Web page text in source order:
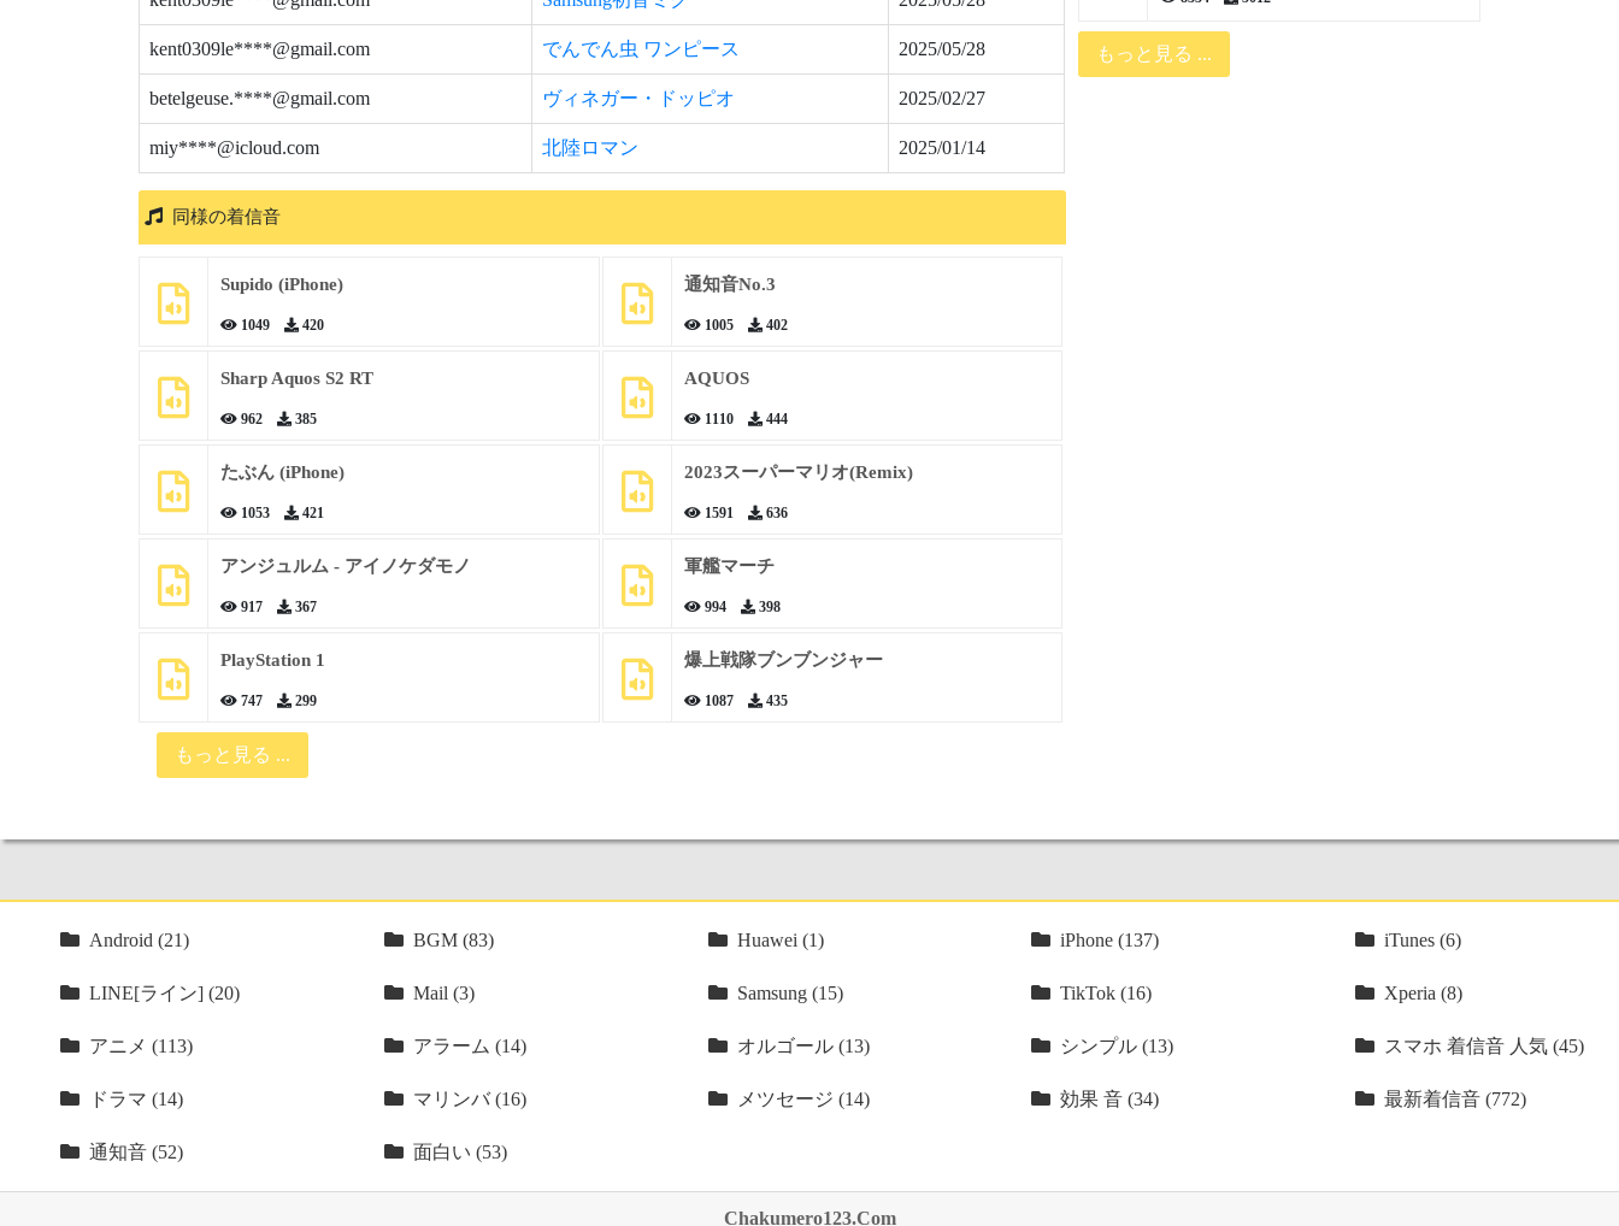
kent0309le****@gmail.com でんでん虫 ワンピース 2025/05/28
betelgeuse.****@gmail.com ヴィネガー・ドッピオ 2025/02/27
miy****@icloud.com 北陸ロマン 2025/01/14
同様の着信音
Supido (iPhone)
1049 420
通知音No.3
1005 402
Sharp Aquos S2 RT
962 385
AQUOS
1110 444
たぶん (iPhone)
1053 421
2023スーパーマリオ(Remix)
1591 636
アンジュルム - アイノケダモノ
917 367
軍艦マーチ
994 398
PlayStation 1
747 299
爆上戦隊ブンブンジャー
1087 435
もっと見る ...
もっと見る ...
Android (21) BGM (83) Huawei (1) iPhone (137) iTunes (6)
LINE[ライン] (20) Mail (3) Samsung (15) TikTok (16) Xperia (8)
アニメ (113) アラーム (14) オルゴール (13) シンプル (13) スマホ 着信音 人気 (45)
ドラマ (14) マリンバ (16) メツセージ (14) 効果 音 (34) 最新着信音 (772)
通知音 (52) 面白い (53)
Chakumero123.Com